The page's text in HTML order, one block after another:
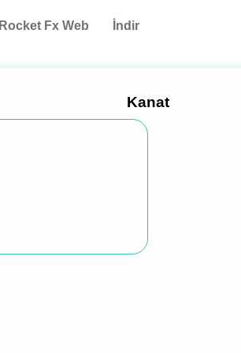
Rocket Fx Web İndir
Kanat